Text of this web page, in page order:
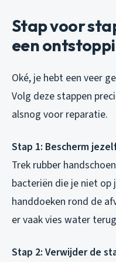
Stap voor
een
Oké, je hebt een veer
Volg deze stappen
alsnog voor reparatie.
Stap 1: Bescherm
Trek rubber
bacteriën die je niet
handdoeken rond de
er vaak vies water
Stap 2: Verwijder de